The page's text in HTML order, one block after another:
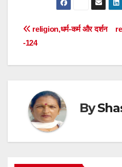
Post
religion,धर्म-कर्म और दर्शन
-124
By